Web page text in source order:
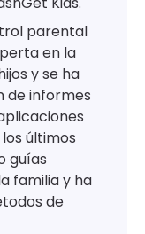
parental
en la
y se ha
de informes
últimos
guías
familia y ha
de